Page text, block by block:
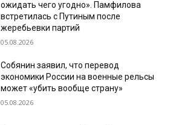
ожидать чего угодно». Памфилова
встретилась с Путиным после
жеребьевки партий
05.08.2026
Собянин заявил, что перевод
экономики России на военные рельсы
может «убить вообще страну»
05.08.2026